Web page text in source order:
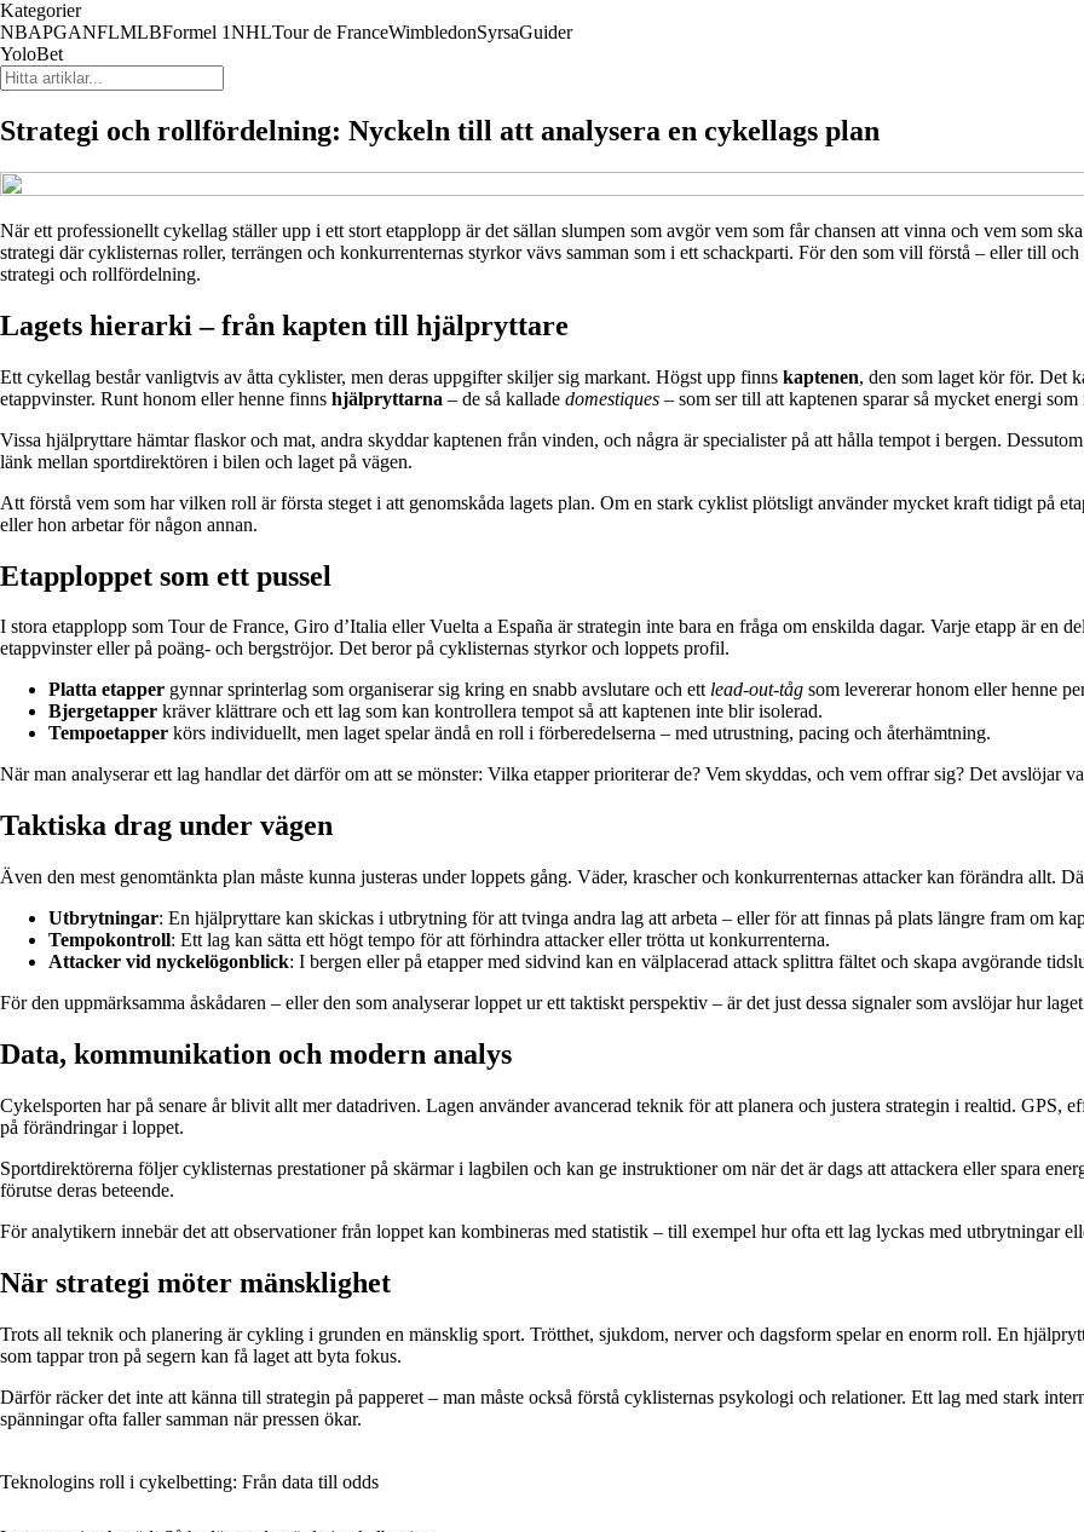
Kategorier
NBAPGANFLMLBFormel 1NHLTour de FranceWimbledonSyrsaGuider
YoloBet
Strategi och rollfördelning: Nyckeln till att analysera en cykellags plan
När ett professionellt cykellag ställer upp i ett stort etapplopp är det sällan slumpen som avgör vem som får chansen att vinna och vem som
strategi där cyklisternas roller, terrängen och konkurrenternas styrkor vävs samman som i ett schackparti. För den som vill förstå – eller till
strategi och rollfördelning.
Lagets hierarki – från kapten till hjälpryttare
Ett cykellag består vanligtvis av åtta cyklister, men deras uppgifter skiljer sig markant. Högst upp finns kaptenen, den som laget kör för. Det
etappvinster. Runt honom eller henne finns hjälpryttarna – de så kallade domestiques – som ser till att kaptenen sparar så mycket energi
Vissa hjälpryttare hämtar flaskor och mat, andra skyddar kaptenen från vinden, och några är specialister på att hålla tempot i bergen.
länk mellan sportdirektören i bilen och laget på vägen.
Att förstå vem som har vilken roll är första steget i att genomskåda lagets plan. Om en stark cyklist plötsligt använder mycket kraft tidigt på
eller hon arbetar för någon annan.
Etapploppet som ett pussel
I stora etapplopp som Tour de France, Giro d’Italia eller Vuelta a España är strategin inte bara en fråga om enskilda dagar. Varje etapp är en
etappvinster eller på poäng- och bergströjor. Det beror på cyklisternas styrkor och loppets profil.
Platta etapper gynnar sprinterlag som organiserar sig kring en snabb avslutare och ett lead-out-tåg som levererar honom eller henne
Bjergetapper kräver klättrare och ett lag som kan kontrollera tempot så att kaptenen inte blir isolerad.
Tempoetapper körs individuellt, men laget spelar ändå en roll i förberedelserna – med utrustning, pacing och återhämtning.
När man analyserar ett lag handlar det därför om att se mönster: Vilka etapper prioriterar de? Vem skyddas, och vem offrar sig? Det avslöjar
Taktiska drag under vägen
Även den mest genomtänkta plan måste kunna justeras under loppets gång. Väder, krascher och konkurrenternas attacker kan förändra allt.
Utbrytningar: En hjälpryttare kan skickas i utbrytning för att tvinga andra lag att arbeta – eller för att finnas på plats längre fram om
Tempokontroll: Ett lag kan sätta ett högt tempo för att förhindra attacker eller trötta ut konkurrenterna.
Attacker vid nyckelögonblick: I bergen eller på etapper med sidvind kan en välplacerad attack splittra fältet och skapa avgörande
För den uppmärksamma åskådaren – eller den som analyserar loppet ur ett taktiskt perspektiv – är det just dessa signaler som avslöjar hur
Data, kommunikation och modern analys
Cykelsporten har på senare år blivit allt mer datadriven. Lagen använder avancerad teknik för att planera och justera strategin i realtid. GPS,
på förändringar i loppet.
Sportdirektörerna följer cyklisternas prestationer på skärmar i lagbilen och kan ge instruktioner om när det är dags att attackera eller spara
förutse deras beteende.
För analytikern innebär det att observationer från loppet kan kombineras med statistik – till exempel hur ofta ett lag lyckas med utbrytningar
När strategi möter mänsklighet
Trots all teknik och planering är cykling i grunden en mänsklig sport. Trötthet, sjukdom, nerver och dagsform spelar en enorm roll. En
som tappar tron på segern kan få laget att byta fokus.
Därför räcker det inte att känna till strategin på papperet – man måste också förstå cyklisternas psykologi och relationer. Ett lag med stark
spänningar ofta faller samman när pressen ökar.
Teknologins roll i cykelbetting: Från data till odds